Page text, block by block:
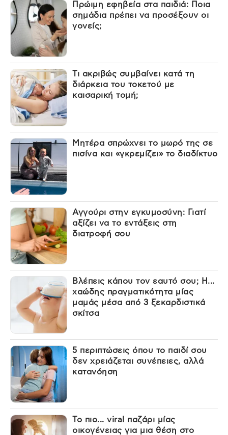
Πρώιμη εφηβεία στα παιδιά: Ποια
σημάδια πρέπει να προσέξουν οι
γονείς;
Τι ακριβώς συμβαίνει κατά τη
διάρκεια του τοκετού με
καισαρική τομή;
Μητέρα σπρώχνει το μωρό της σε
πισίνα και «γκρεμίζει» το διαδίκτυο
Αγγούρι στην εγκυμοσύνη: Γιατί
αξίζει να το εντάξεις στη
διατροφή σου
Βλέπεις κάπου τον εαυτό σου; Η...
χαώδης πραγματικότητα μίας
μαμάς μέσα από 3 ξεκαρδιστικά
σκίτσα
5 περιπτώσεις όπου το παιδί σου
δεν χρειάζεται συνέπειες, αλλά
κατανόηση
Το πιο... viral παζάρι μίας
οικογένειας για μια θέση στο